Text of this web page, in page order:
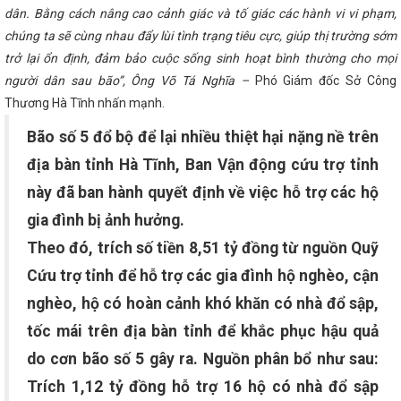
thành công Lớp đào tạo hỗ trợ doanh nghiệp đẩy mạnh ứng
biên giới
Khai mạc Lễ hội Cam và các sản phẩm Hà Tĩnh
dịp Giỗ Tổ Hùng Vương và 30/4 - 1/5 năm 2024
Tích cực
vận động người Việt Nam ưu tiên dùng hàng Việt Nam trong tình
việc mời báo giá nội dung cung cấp dịch vụ phục vụ tổ chức Đề
thụ sản phẩm Hà Tĩnh qua thương mại điện tử với người tiêu
trình phát triển thương mại điện tử quốc gia năm 2026
Bộ Công Thương nhân kỷ niệm 16 năm ngày Thương hiệu Việt
Hà Tĩnh tăng 10 bậc về Chỉ số Cải cách hành chính
giao – Kinh tế APEC lần thứ 35
Chủ tịch UBND tỉnh làm
Thái Bình Dương của Trung Quốc
SỞ CÔNG THƯƠNG HÀ
MỚI
Hà Tĩnh tổ chức trọng thể Lễ kỷ niệm 120 năm Ngày sinh
- Một nhiệm kỳ nhiều dấu ấn nổi bật
thương tại Hội chợ Công Thương khu vực Tây Bắc – Điện Biên
Hà Tĩnh tích cực triển khai các hạng mục đỡ đầu nông thôn
Ban Chấp hành Trung ương Đảng khóa XIV
Bí thư Tỉnh ủy
cử Ủy viên Ban Chấp hành Trung ương Đảng khóa XIV
bế mạc, Ban Chấp hành Trung ương Đảng khóa XIV sẽ tiến hành
Chào cờ - triển khai công tác tháng 5 năm 2024
Hà Tĩnh
doanh nghiệp nước ngoài vào Việt Nam giao dịch mua hàng với
Trung Bộ, tại Quảng Trị
Hà Tĩnh triển khai hướng dẫn quản
thủ tục hành chính và Hệ thống quản lý văn bản chỉ đạo, điều
dân. Bằng cách nâng cao cảnh giác và tố giác các hành vi vi phạm,
chúng ta sẽ cùng nhau đẩy lùi tình trạng tiêu cực, giúp thị trường sớm
trở lại ổn định, đảm bảo cuộc sống sinh hoạt bình thường cho mọi
người dân sau bão”, Ông Võ Tá Nghĩa –Phó Giám đốc Sở Công
Thương Hà Tĩnh nhấn mạnh.
Bão số 5 đổ bộ để lại nhiều thiệt hại nặng nề trên
địa bàn tỉnh Hà Tĩnh, Ban Vận động cứu trợ tỉnh
này đã ban hành quyết định về việc hỗ trợ các hộ
gia đình bị ảnh hưởng.
Theo đó, trích số tiền 8,51 tỷ đồng từ nguồn Quỹ
Cứu trợ tỉnh để hỗ trợ các gia đình hộ nghèo, cận
nghèo, hộ có hoàn cảnh khó khăn có nhà đổ sập,
tốc mái trên địa bàn tỉnh để khắc phục hậu quả
do cơn bão số 5 gây ra. Nguồn phân bổ như sau:
Trích 1,12 tỷ đồng hỗ trợ 16 hộ có nhà đổ sập